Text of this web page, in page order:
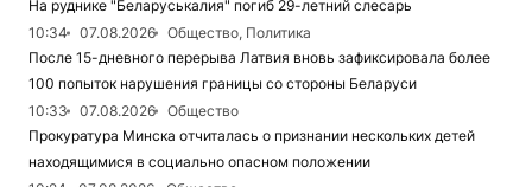
На руднике "Беларуськалия" погиб 29-летний слесарь
10:34
07.08.2026
Общество, Политика
После 15-дневного перерыва Латвия вновь зафиксировала более
100 попыток нарушения границы со стороны Беларуси
10:33
07.08.2026
Общество
Прокуратура Минска отчиталась о признании нескольких детей
находящимися в социально опасном положении